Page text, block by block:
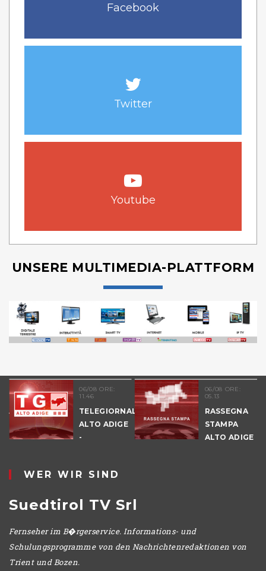
Facebook
Twitter
Youtube
UNSERE MULTIMEDIA-PLATTFORM
06/08 ORE:
11.46
TELEGIORNALE
ALTO ADIGE
-
06/08 ORE:
05.13
RASSEGNA
STAMPA
ALTO ADIGE
WER WIR SIND
Suedtirol TV Srl
Fernseher im B�rgerservice. Informations- und
Schulungsprogramme von den Nachrichtenredaktionen von
Trient und Bozen.